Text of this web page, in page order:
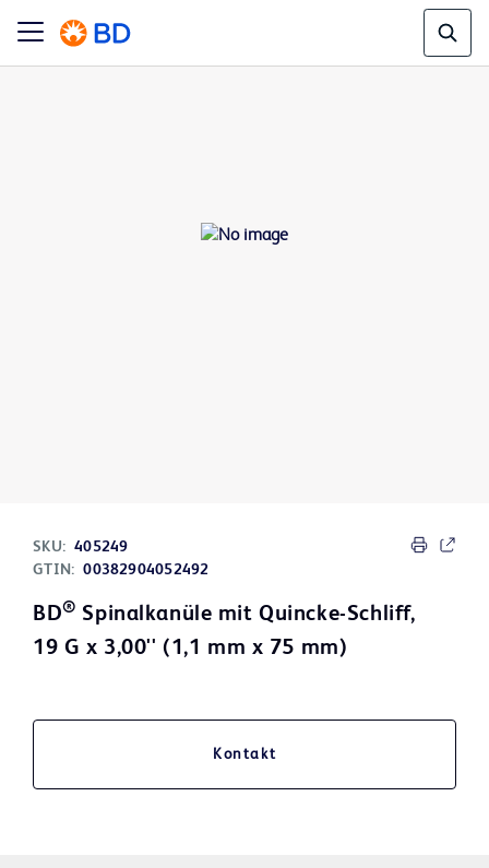
SKU: 405249
GTIN: 00382904052492
BD® Spinalkanüle mit Quincke-Schliff,
19 G x 3,00'' (1,1 mm x 75 mm)
Kontakt